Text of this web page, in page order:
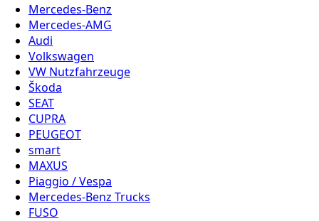
Mercedes-Benz
Mercedes-AMG
Audi
Volkswagen
VW Nutzfahrzeuge
Škoda
SEAT
CUPRA
PEUGEOT
smart
MAXUS
Piaggio / Vespa
Mercedes-Benz Trucks
FUSO